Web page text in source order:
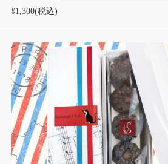
¥1,300(税込)